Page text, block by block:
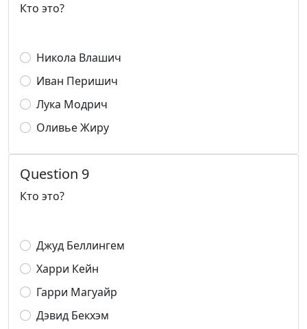
Кто это?
Никола Влашич
Иван Перишич
Лука Модрич
Оливье Жиру
Question 9
Кто это?
Джуд Беллингем
Харри Кейн
Гарри Магуайр
Дэвид Бекхэм